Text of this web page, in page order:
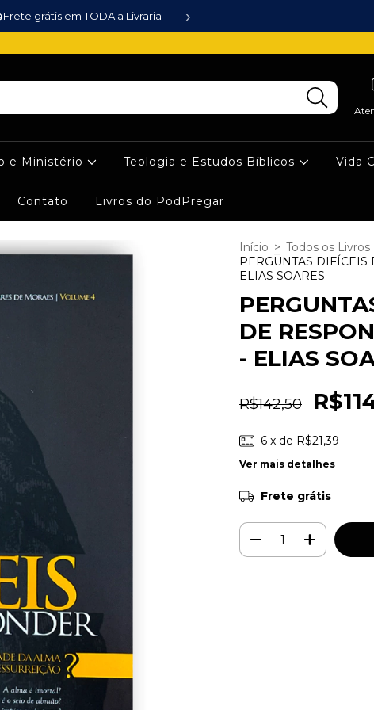
e Ministério Teologia e Estudos Bíblicos Vida
Contato Livros do PodPregar
Início > Todos os Livros
PERGUNTAS
ELIAS SOARES
DE
- ELIAS
R$142,50
6 x de R$21,39
Ver mais detalhes
Frete grátis
Frete grátis em TODA a Livraria ›